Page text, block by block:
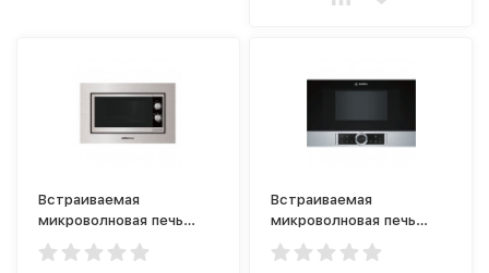
Встраиваемая
микроволновая печь
Maunfeld JBMO.20.5S
Встраиваемая
микроволновая печь
Bosch BFL 634GS1